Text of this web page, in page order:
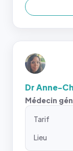
Dr Anne-
Médecin
Tarif
Lieu